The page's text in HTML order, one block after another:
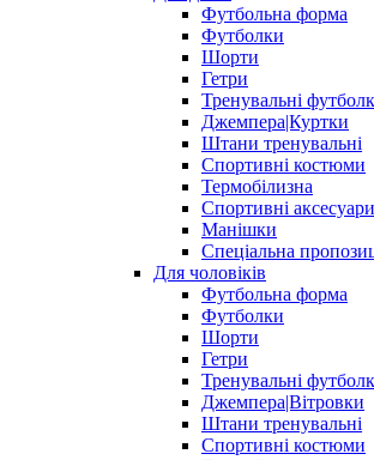
Футбольна форма
Футболки
Шорти
Гетри
Тренувальні
Джемпера|Куртки
Штани тренувальні
Спортивні костюми
Термобілизна
Спортивні аксесуари
Манішки
Спеціальна
Для чоловіків
Футбольна форма
Футболки
Шорти
Гетри
Тренувальні
Джемпера|Вітровки
Штани тренувальні
Спортивні костюми